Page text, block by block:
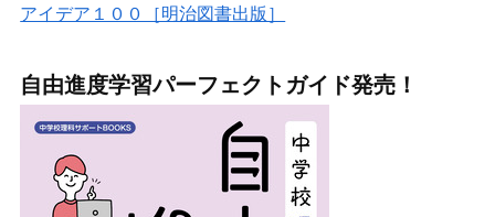
アイデア１００［明治図書出版］
自由進度学習パーフェクトガイド発売！